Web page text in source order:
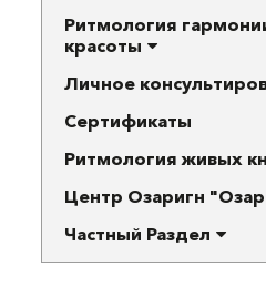
Ритмология
красоты
Личное
Сертификаты
Ритмология живых
Центр Озаригн
Частный Раздел